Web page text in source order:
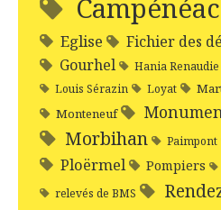
Campénéac
Eglise Fichier des
Gourhel Hania Renaudie
Louis Sérazin Loyat
Monteneuf
Morbihan Paimpont
Ploërmel Pompiers
relevés de BMS